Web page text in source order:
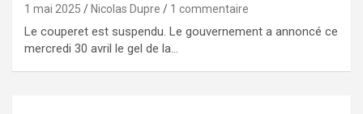
1 mai 2025 Nicolas Dupre 1 commentaire
Le couperet est suspendu. Le gouvernement a annoncé ce
mercredi 30 avril le gel de la…